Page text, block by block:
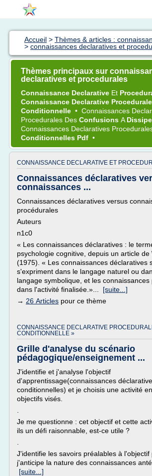
Accueil > Thèmes & articles :
> connaissances declaratives et
Thèmes principaux sur
declaratives et procedurales
Connaissance Declarative Et
Connaissance Declarative Procedurale
Conditionnelle • Connaissances
Procedurales Des Confusions A
Connaissances Declaratives
Conditionnelles Pdf •
CONNAISSANCE DECLARATIVE ET
Connaissances déclaratives
connaissances ...
Connaissances déclaratives versus
procédurales
Auteurs
n1c0
« Les connaissances déclaratives : le
psychologie cognitive, depuis un article de
(1975). « Les connaissances déclaratives
s'expriment dans le langage naturel ou
langage symbolique, et les
dans l'activité finalisée.»... [suite...]
→ 26 Articles pour ce thème
CONNAISSANCE DECLARATIVE
CONDITIONNELLE »
Grille d'analyse du scénario
pédagogique/enseignement ...
J'identifie et j'analyse l'objectif
d'apprentissage(connaissances
conditionnelles) et je choisis une activité
objectifs visés.
Je me questionne : cet objectif et cette
ils un défi raisonnable, est-ce utile ?
J'identifie les savoirs préalables à l'objectif
j'anticipe la nature des connaissances
[suite...]